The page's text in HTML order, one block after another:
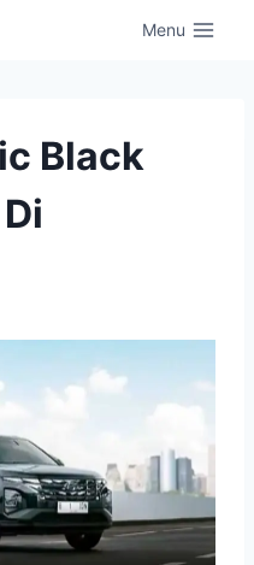
Menu
Black